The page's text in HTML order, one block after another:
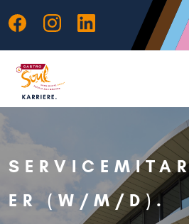
ER (W/M/D)